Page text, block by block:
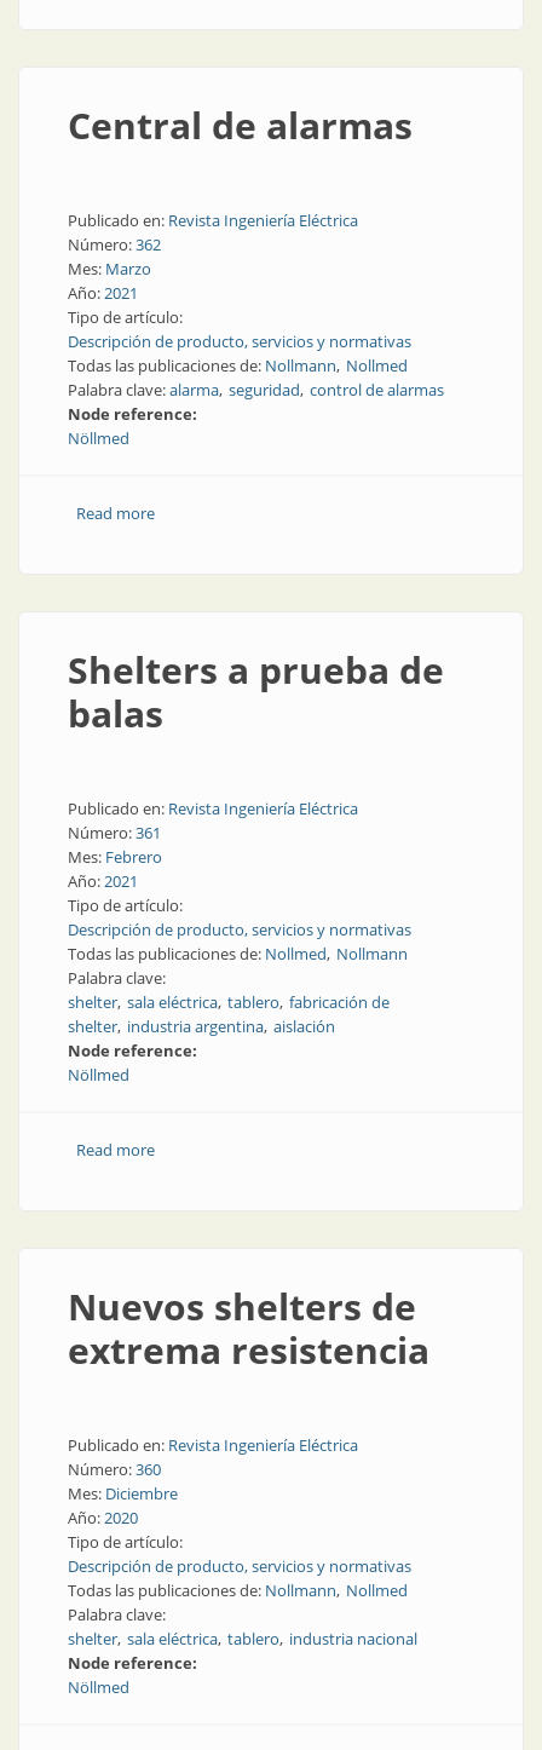
Central de alarmas
Publicado en: Revista Ingeniería Eléctrica
Número:362
Mes: Marzo
Año:2021
Tipo de artículo:
Descripción de producto, servicios y normativas
Todas las publicaciones de: Nollmann Nollmed
Palabra clave:alarma seguridad control de alarmas
Node reference:
Nöllmed
Read moreabout Central de alarmas
Shelters a prueba de
balas
Publicado en: Revista Ingeniería Eléctrica
Número:361
Mes: Febrero
Año:2021
Tipo de artículo:
Descripción de producto, servicios y normativas
Todas las publicaciones de: Nollmed Nollmann
Palabra clave:
shelter sala eléctrica tablero fabricación de
shelter industria argentina aislación
Node reference:
Nöllmed
Read moreabout Shelters a prueba de balas
Nuevos shelters de
extrema resistencia
Publicado en: Revista Ingeniería Eléctrica
Número:360
Mes: Diciembre
Año:2020
Tipo de artículo:
Descripción de producto, servicios y normativas
Todas las publicaciones de: Nollmann Nollmed
Palabra clave:
shelter sala eléctrica tablero industria nacional
Node reference:
Nöllmed